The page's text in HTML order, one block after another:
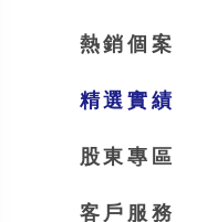
熱銷個案
精選實績
股東專區
客戶服務